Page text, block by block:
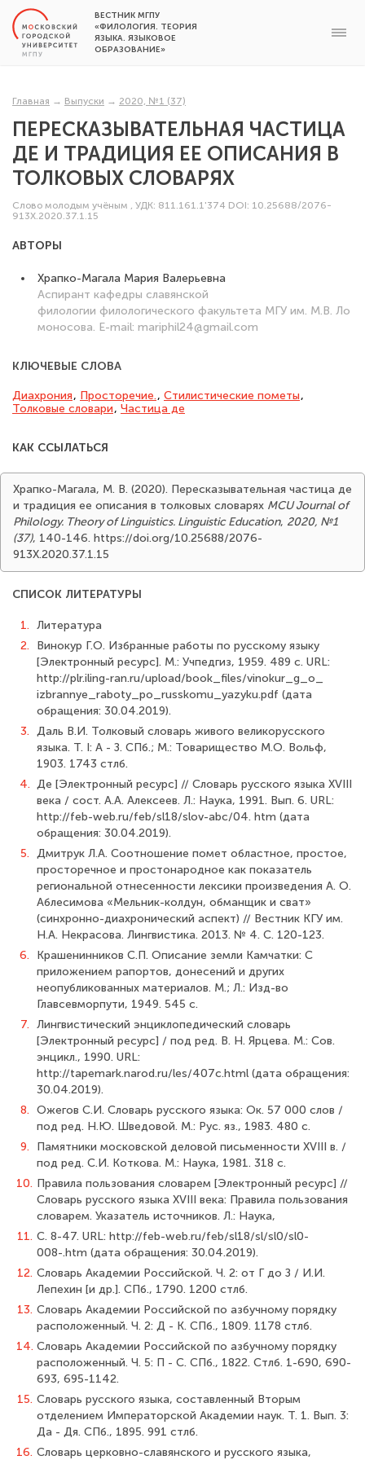
ВЕСТНИК МГПУ
«ФИЛОЛОГИЯ. ТЕОРИЯ
ЯЗЫКА. ЯЗЫКОВОЕ
ОБРАЗОВАНИЕ»
Главная → Выпуски → 2020, №1 (37)
ПЕРЕСКАЗЫВАТЕЛЬНАЯ ЧАСТИЦА
ДЕ И ТРАДИЦИЯ ЕЕ ОПИСАНИЯ В
ТОЛКОВЫХ СЛОВАРЯХ
Слово молодым учёным , УДК: 811.161.1'374 DOI: 10.25688/2076-
913X.2020.37.1.15
АВТОРЫ
Храпко-Магала Мария Валерьевна
Аспирант кафедры славянской
филологии филологического факультета МГУ им. М.В. Ло
моносова. E-mail: mariphil24@gmail.com
КЛЮЧЕВЫЕ СЛОВА
Диахрония, Просторечие., Стилистические пометы,
Толковые словари, Частица де
КАК ССЫЛАТЬСЯ
Храпко-Магала, М. В. (2020). Пересказывательная частица де
и традиция ее описания в толковых словарях MCU Journal of
Philology. Theory of Linguistics. Linguistic Education, 2020, №1
(37), 140-146. https://doi.org/10.25688/2076-
913X.2020.37.1.15
СПИСОК ЛИТЕРАТУРЫ
1. Литература
2.
Винокур Г.О. Избранные работы по русскому языку
[Электронный ресурс]. М.: Учпедгиз, 1959. 489 c. URL:
http://plr.iling-ran.ru/upload/book_files/vinokur_g_o_
izbrannye_raboty_po_russkomu_yazyku.pdf (дата
обращения: 30.04.2019).
3. Даль В.И. Толковый словарь живого великорусского
языка. Т. I: А - З. СПб.; М.: Товарищество М.О. Вольф,
1903. 1743 стлб.
4. Де [Электронный ресурс] // Словарь русского языка XVIII
века / сост. А.А. Алексеев. Л.: Наука, 1991. Вып. 6. URL:
http://feb-web.ru/feb/sl18/slov-abc/04. htm (дата
обращения: 30.04.2019).
5. Дмитрук Л.А. Соотношение помет областное, простое,
просторечное и про­стонародное как показатель
региональной отнесенности лексики произведения A. О.
Аблесимова «Мельник-колдун, обманщик и сват»
(синхронно-диахронический аспект) // Вестник КГУ им.
Н.А. Некрасова. Лингвистика. 2013. № 4. С. 120-123.
6.
Крашенинников С.П. Описание земли Камчатки: С
приложением рапортов, донесений и других
неопубликованных материалов. М.; Л.: Изд-во
Главсевморпути, 1949. 545 с.
7. Лингвистический энциклопедический словарь
[Электронный ресурс] / под ред. B. Н. Ярцева. М.: Сов.
энцикл., 1990. URL:
http://tapemark.narod.ru/les/407c.html (дата обращения:
30.04.2019).
8. Ожегов С.И. Словарь русского языка: Ок. 57 000 слов /
под ред. Н.Ю. Шведо­вой. М.: Рус. яз., 1983. 480 с.
9.
Памятники московской деловой письменности XVIII в. /
под ред. С.И. Коткова. М.: Наука, 1981. 318 с.
10. Правила пользования словарем [Электронный ресурс] //
Словарь русского языка XVIII века: Правила пользования
словарем. Указатель источников. Л.: Наука,
11. С. 8-47. URL: http://feb-web.ru/feb/sl18/sl/sl0/sl0-
008-.htm (дата обращения: 30.04.2019).
12. Словарь Академии Российской. Ч. 2: от Г до З / И.И.
Лепехин [и др.]. СПб., 1790. 1200 стлб.
13. Словарь Академии Российской по азбучному порядку
расположенный. Ч. 2: Д - К. СПб., 1809. 1178 стлб.
14. Словарь Академии Российской по азбучному порядку
расположенный. Ч. 5: П - С. СПб., 1822. Стлб. 1-690, 690-
693, 695-1142.
15. Словарь русского языка, составленный Вторым
отделением Императорской Академии наук. Т. 1. Вып. 3:
Да - Дя. СПб., 1895. 991 стлб.
16. Словарь церковно-славянского и русского языка,